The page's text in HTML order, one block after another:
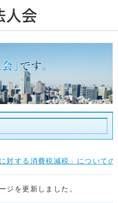
に対する消費税減税」について
ジを更新しました。